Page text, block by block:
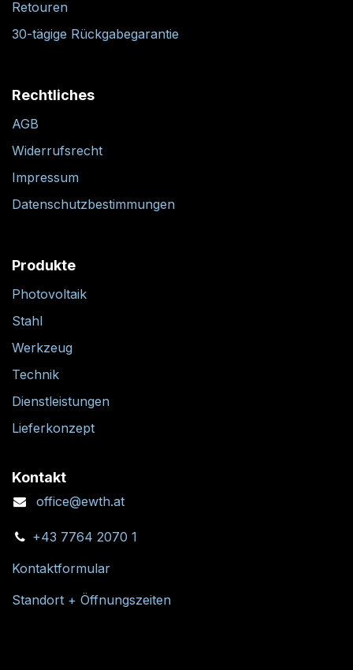
Retouren
30-tägige Rückgabegarantie
Rechtliches
AGB
Widerrufsrecht
Impressum
Datenschutzbestimmungen
Produkte
Photovoltaik
Stahl
Werkzeug
Technik
Dienstleistungen
Lieferkonzept
Kontakt
office@ewth.at
+43 7764 2070 1
Kontaktformular
Standort + Öffnungszeiten